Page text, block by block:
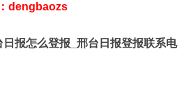
dengbaozs
报怎么登报_邢台日报登报联系电